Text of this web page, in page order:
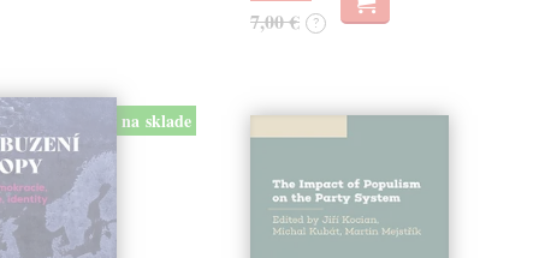
7,00 € ?
na sklade